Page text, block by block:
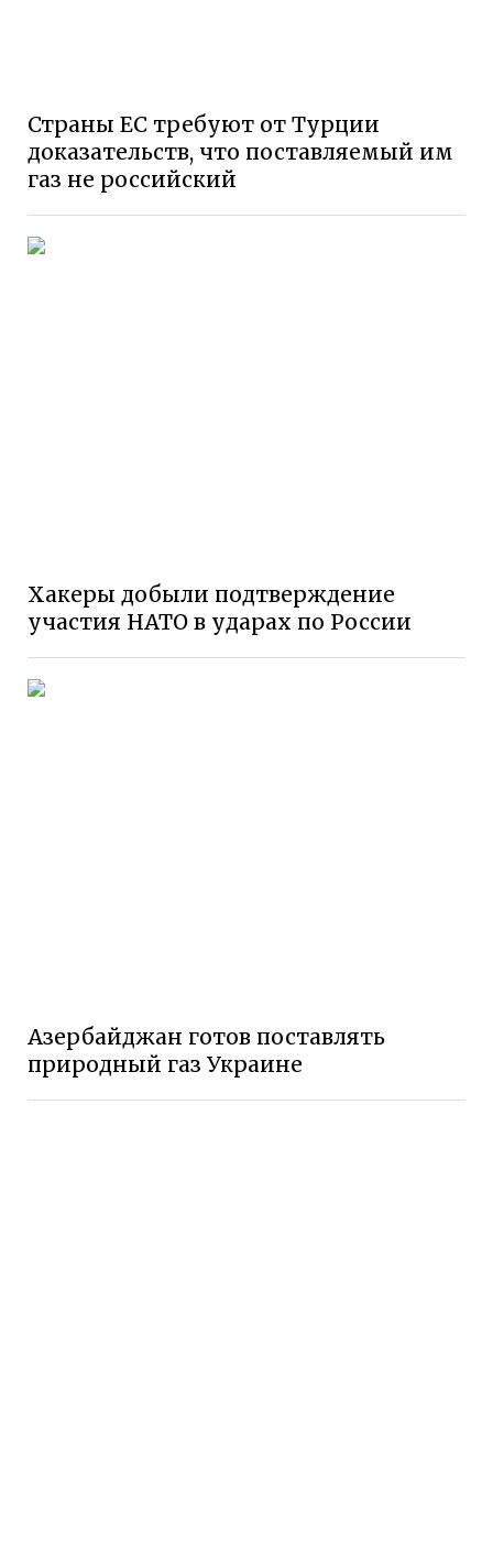
Страны ЕС требуют от Турции
доказательств, что поставляемый им
газ не российский
Хакеры добыли подтверждение
участия НАТО в ударах по России
Азербайджан готов поставлять
природный газ Украине